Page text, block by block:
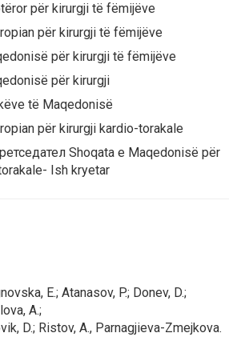
për kirurgji të fëmijëve
për kirurgji të fëmijëve
për kirurgji të fëmijëve
për kirurgji
të Maqedonisë
për kirurgji kardio-torakale
Shoqata e Maqedonisë për
Ish kryetar
E.; Atanasov, P.; Donev, D.;
A.;
D.; Ristov, A., Parnagjieva-Zmejkova.